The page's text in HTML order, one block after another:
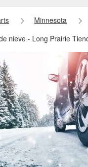
Minnesota
nieve - Long Prairie